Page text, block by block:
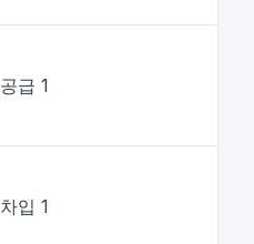
공급 1
차입 1